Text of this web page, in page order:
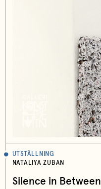
UTSTÄLLNING
NATALIYA ZUBAN
Silence in Between